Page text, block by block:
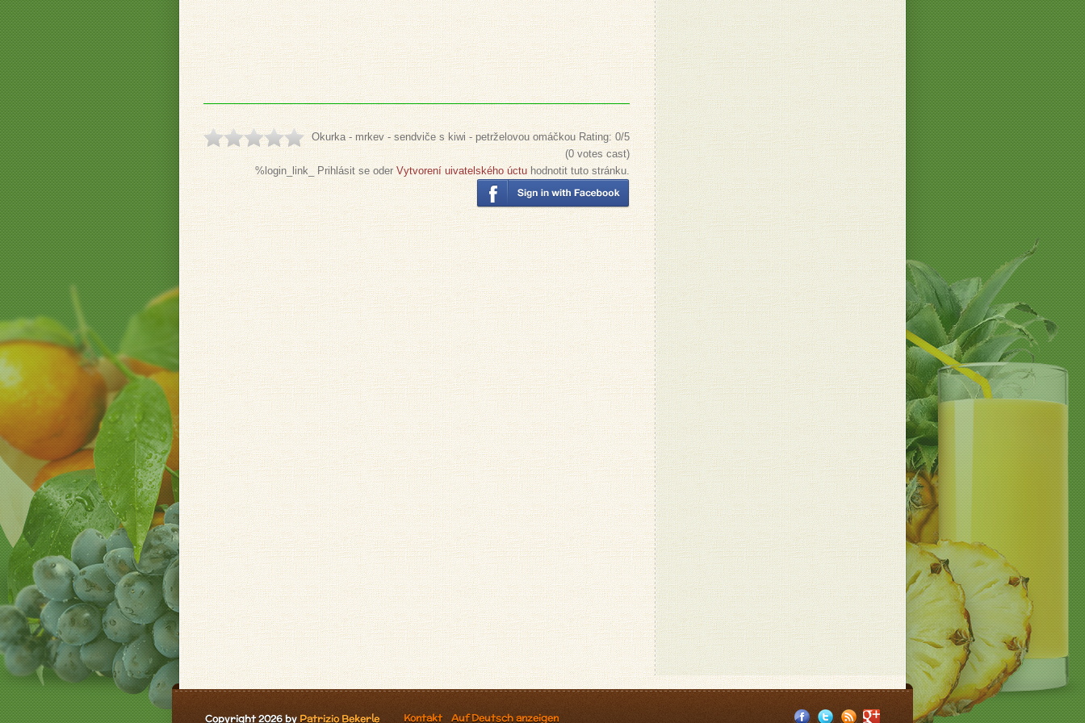
Okurka - mrkev - sendviče s kiwi - petrželovou omáčkou Rating:0/5
(0votes cast)
%login_link_ Prihlásit se oderVytvorení uivatelského úctuhodnotit tuto stránku.
Copyright 2026 by Patrizio Bekerle Kontakt Auf Deutsch anzeigen